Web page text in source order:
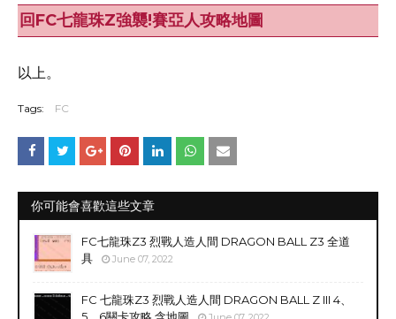
回FC七龍珠Z強襲!賽亞人攻略地圖
以上。
Tags: FC
你可能會喜歡這些文章
FC七龍珠Z3 烈戰人造人間 DRAGON BALL Z3 全道
具
June 07, 2022
FC 七龍珠Z3 烈戰人造人間 DRAGON BALL Z III 4、